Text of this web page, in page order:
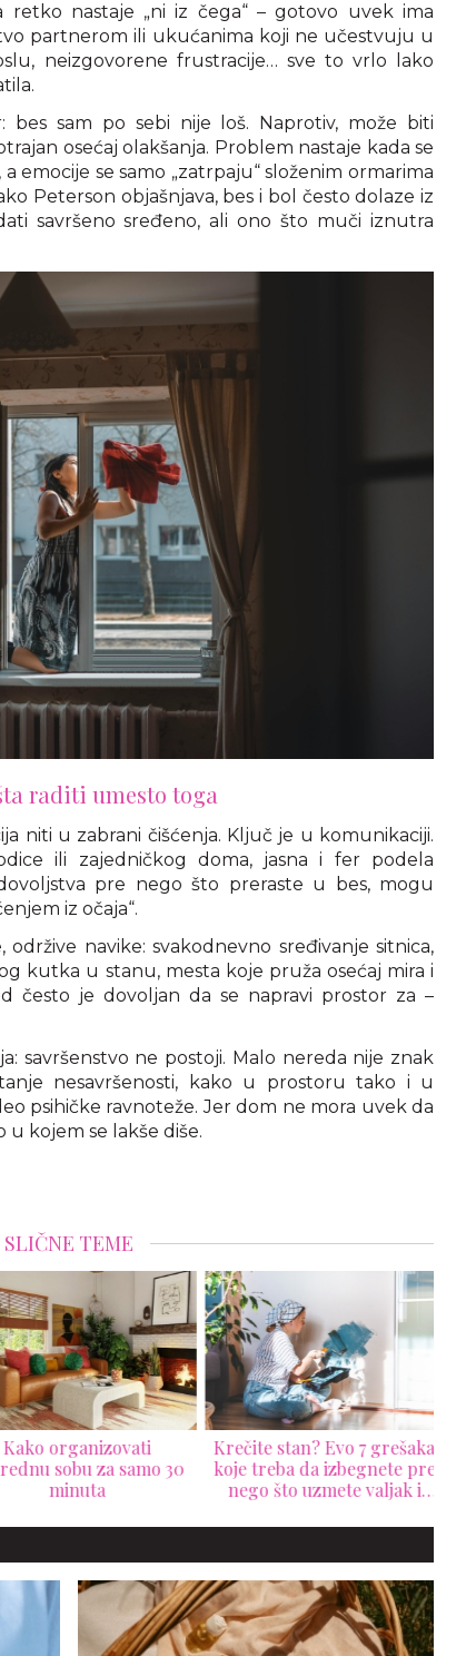
retko nastaje „ni iz čega“ – gotovo uvek ima
partnerom ili ukućanima koji ne učestvuju u
neizgovorene frustracije… sve to vrlo lako
bes sam po sebi nije loš. Naprotiv, može biti
osećaj olakšanja. Problem nastaje kada se
emocije se samo „zatrpaju“ složenim ormarima
Peterson objašnjava, bes i bol često dolaze iz
savršeno sređeno, ali ono što muči iznutra
raditi umesto toga
niti u zabrani čišćenja. Ključ je u komunikaciji.
ili zajedničkog doma, jasna i fer podela
pre nego što preraste u bes, mogu
iz očaja“.
navike: svakodnevno sređivanje sitnica,
kutka u stanu, mesta koje pruža osećaj mira i
često je dovoljan da se napravi prostor za –
savršenstvo ne postoji. Malo nereda nije znak
nesavršenosti, kako u prostoru tako i u
psihičke ravnoteže. Jer dom ne mora uvek da
kojem se lakše diše.
SLIČNE TEME
Kako organizovati
sobu za samo 30
minuta
Krečite stan? Evo 7 grešaka
koje treba da izbegnete pre
nego što uzmete valjak i